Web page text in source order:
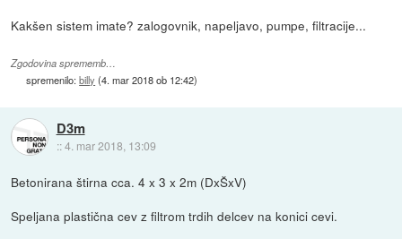
Kakšen sistem imate? zalogovnik, napeljavo, pumpe, filtracije...
Zgodovina sprememb…
spremenilo:billy (4. mar 2018 ob 12:42)
D3m
::4. mar 2018, 13:09
Betonirana štirna cca. 4 x 3 x 2m (DxŠxV)
Speljana plastična cev z filtrom trdih delcev na konici cevi.